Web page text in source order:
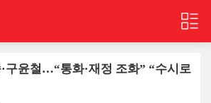
구윤철…“통화·재정 조화” “수시로